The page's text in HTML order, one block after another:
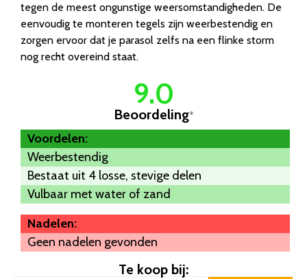
tegen de meest ongunstige weersomstandigheden. De
eenvoudig te monteren tegels zijn weerbestendig en
zorgen ervoor dat je parasol zelfs na een flinke storm
nog recht overeind staat.
9.0
Beoordeling*
Voordelen:
Weerbestendig
Bestaat uit 4 losse, stevige delen
Vulbaar met water of zand
Nadelen:
Geen nadelen gevonden
Te koop bij: